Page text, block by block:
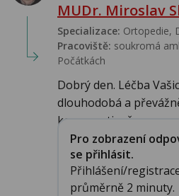
MUDr. Miroslav
Specializace: Ortopedie,
Pracoviště: soukromá
Počátkách
Dobrý den. Léčba
dlouhodobá a
konzervativně...
Pro zobrazení
se přihlásit.
Přihlášení/
průměrně 2 minuty.